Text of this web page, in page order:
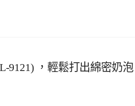
9121) ，輕鬆打出綿密奶泡